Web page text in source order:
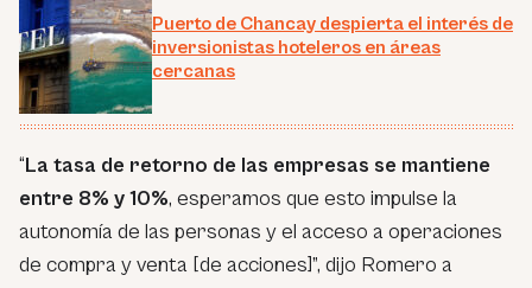
Puerto de Chancay despierta el interés de
inversionistas hoteleros en áreas
cercanas
“La tasa de retorno de las empresas se mantiene
entre 8% y 10%, esperamos que esto impulse la
autonomía de las personas y el acceso a operaciones
de compra y venta [de acciones]”, dijo Romero a